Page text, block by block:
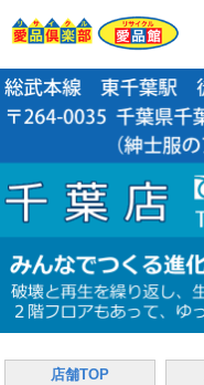
店舗TOP